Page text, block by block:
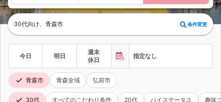
30代向け、青森市 条件変更
今日 明日
週末
休日
指定なし
青森市 青森全域 弘前市
30代 すべてのこだわり条件 20代 ハイステータス 趣味